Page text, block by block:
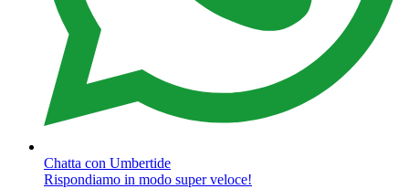
Chatta con Umbertide
Rispondiamo in modo super veloce!